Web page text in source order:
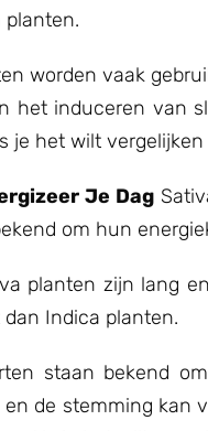
planten.
worden vaak
het induceren van
je het wilt
Je Dag
om hun
planten zijn lang
Indica planten.
staan bekend
de stemming kan